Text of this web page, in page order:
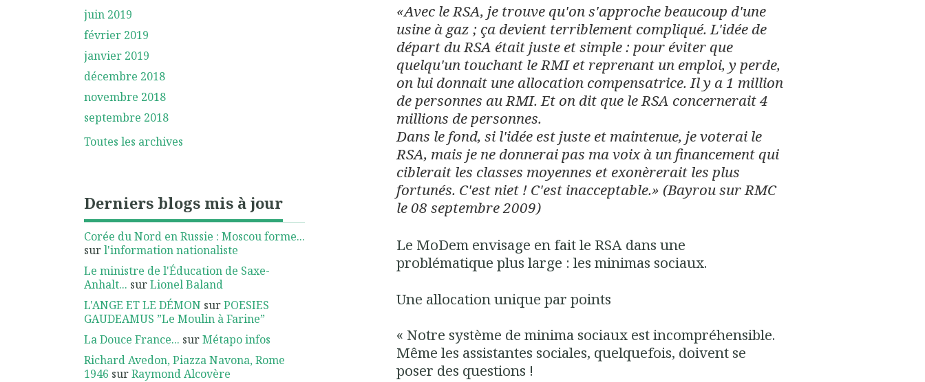
juin 2019
février 2019
janvier 2019
décembre 2018
novembre 2018
septembre 2018
Toutes les archives
Derniers blogs mis à jour
Corée du Nord en Russie : Moscou forme...
surl'information nationaliste
Le ministre de l'Éducation de Saxe-
Anhalt... surLionel Baland
L'ANGE ET LE DÉMON surPOESIES
GAUDEAMUS ”Le Moulin à Farine”
La Douce France... surMétapo infos
Richard Avedon, Piazza Navona, Rome
1946 surRaymond Alcovère
«Avec le RSA, je trouve qu'on s'approche beaucoup d'une
usine à gaz ; ça devient terriblement compliqué. L'idée de
départ du RSA était juste et simple : pour éviter que
quelqu'un touchant le RMI et reprenant un emploi, y perde,
on lui donnait une allocation compensatrice. Il y a 1 million
de personnes au RMI. Et on dit que le RSA concernerait 4
millions de personnes.
Dans le fond, si l'idée est juste et maintenue, je voterai le
RSA, mais je ne donnerai pas ma voix à un financement qui
ciblerait les classes moyennes et exonèrerait les plus
fortunés. C'est niet ! C'est inacceptable.» (Bayrou sur RMC
le 08 septembre 2009)
Le MoDem envisage en fait le RSA dans une
problématique plus large : les minimas sociaux.
Une allocation unique par points
«Notre système de minima sociaux est incompréhensible.
Même les assistantes sociales, quelquefois, doivent se
poser des questions !